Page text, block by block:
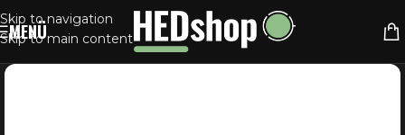
Skip to navigation
Skip to main content
MENÜ